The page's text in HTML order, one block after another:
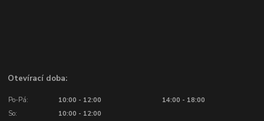
Otevírací doba:
Po-Pá: 10:00 - 12:00
14:00 - 18:00
So:
10:00 - 12:00